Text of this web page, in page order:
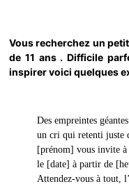
Vous recherchez un
de 11 ans . Difficile
inspirer voici quelques
Des empreintes
un cri qui retenti juste
[prénom] vous invite
le [date] à partir de
Attendez-vous à tout,